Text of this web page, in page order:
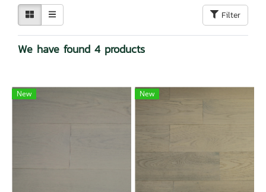
Filter
We have found 4 products
New New